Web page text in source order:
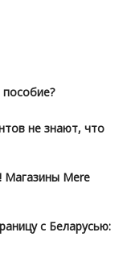
пособие?
не знают, что
Магазины Mere
с Беларусью: